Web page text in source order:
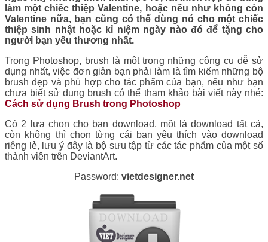
làm một chiếc thiệp Valentine, hoặc nếu như không còn
Valentine nữa, bạn cũng có thể dùng nó cho một chiếc
thiệp sinh nhật hoặc kỉ niệm ngày nào đó để tặng cho
người bạn yêu thương nhất.
Trong Photoshop, brush là một trong những công cụ dễ sử
dụng nhất, việc đơn giản bạn phải làm là tìm kiếm những bộ
brush đẹp và phù hợp cho tác phẩm của bạn, nếu như bạn
chưa biết sử dụng brush có thể tham khảo bài viết này nhé:
Cách sử dụng Brush trong Photoshop
Có 2 lựa chọn cho bạn download, một là download tất cả,
còn không thì chọn từng cái bạn yêu thích vào download
riêng lẻ, lưu ý đây là bộ sưu tập từ các tác phẩm của một số
thành viên trên DeviantArt.
Password: vietdesigner.net